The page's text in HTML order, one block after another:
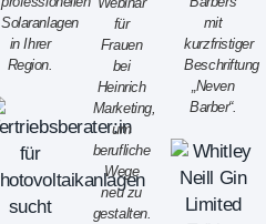
Solaranlagen
in Ihrer
Region.
für
Frauen
bei
Heinrich
Marketing,
um
berufliche
Wege
neu zu
gestalten.
mit
kurzfristiger
Beschriftung
„Neven
Barber“.